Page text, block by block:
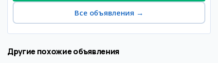
Все объявления →
Другие похожие объявления